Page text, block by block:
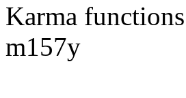
Karma
m157y